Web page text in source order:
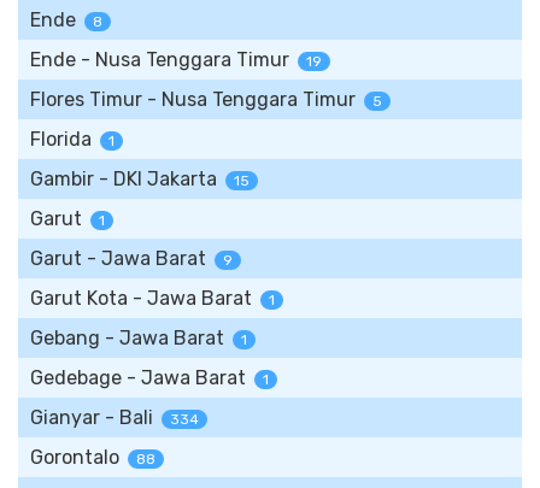
Ende 8
Ende - Nusa Tenggara Timur 19
Flores Timur - Nusa Tenggara Timur 5
Florida 1
Gambir - DKI Jakarta 15
Garut 1
Garut - Jawa Barat 9
Garut Kota - Jawa Barat 1
Gebang - Jawa Barat 1
Gedebage - Jawa Barat 1
Gianyar - Bali 334
Gorontalo 88